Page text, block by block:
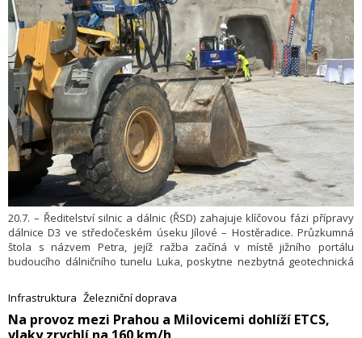
20.7. – Ředitelství silnic a dálnic (ŘSD) zahajuje klíčovou fázi přípravy
dálnice D3 ve středočeském úseku Jílové – Hostěradice. Průzkumná
štola s názvem Petra, jejíž ražba začíná v místě jižního portálu
budoucího dálničního tunelu Luka, poskytne nezbytná geotechnická
korun bez DPH potrvají necelé dva roky.
Infrastruktura Železniční doprava
​Na provoz mezi Prahou a Milovicemi dohlíží ETCS,
vlaky zrychlí na 160 km/h